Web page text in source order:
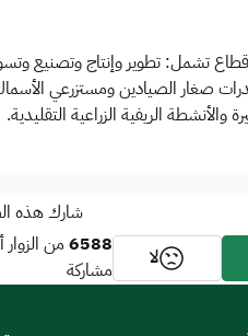
الواعدة للمنتجين الزراعيين، وذلك من خلال إطلاق 8 برنامج فرعية
صغار الصيادين ومستزرعي
الريفية الزراعية التقليدية.
شارك هذه
لا 6588 من
مشاركة